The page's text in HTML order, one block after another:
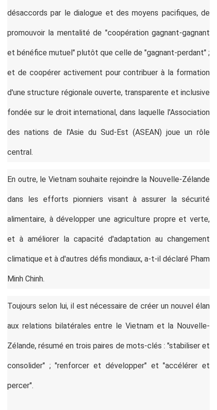
désaccords par le dialogue et des moyens pacifiques, de
promouvoir la mentalité de "coopération gagnant-gagnant
et bénéfice mutuel" plutôt que celle de "gagnant-perdant" ;
et de coopérer activement pour contribuer à la formation
d'une structure régionale ouverte, transparente et inclusive
fondée sur le droit international, dans laquelle l'Association
des nations de l'Asie du Sud-Est (ASEAN) joue un rôle
central.
En outre, le Vietnam souhaite rejoindre la Nouvelle-Zélande
dans les efforts pionniers visant à assurer la sécurité
alimentaire, à développer une agriculture propre et verte,
et à améliorer la capacité d'adaptation au changement
climatique et à d'autres défis mondiaux, a-t-il déclaré Pham
Minh Chinh.
Toujours selon lui, il est nécessaire de créer un nouvel élan
aux relations bilatérales entre le Vietnam et la Nouvelle-
Zélande, résumé en trois paires de mots-clés : "stabiliser et
consolider" ; "renforcer et développer" et "accélérer et
percer".